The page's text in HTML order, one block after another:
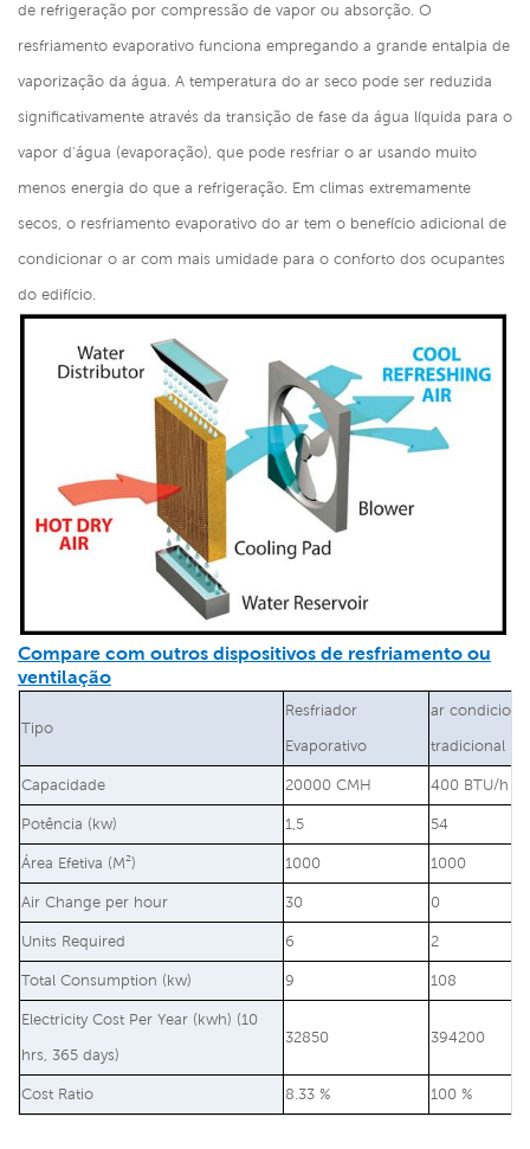
de refrigeração por compressão de vapor ou absorção. O
resfriamento evaporativo funciona empregando a grande entalpia de
vaporização da água. A temperatura do ar seco pode ser reduzida
significativamente através da transição de fase da água líquida para o
vapor d'água (evaporação), que pode resfriar o ar usando muito
menos energia do que a refrigeração. Em climas extremamente
secos, o resfriamento evaporativo do ar tem o benefício adicional de
condicionar o ar com mais umidade para o conforto dos ocupantes
do edifício.
Compare com outros dispositivos de resfriamento ou
ventilação
Tipo
Resfriador
Evaporativo
ar
tradicional
Capacidade 20000 CMH 400 BTU/h
Potência (kw) 1,5 54
Área Efetiva (M²) 1000 1000
Air Change per hour 30 0
Units Required 6 2
Total Consumption (kw) 9 108
Electricity Cost Per Year (kwh) (10
hrs, 365 days)
32850 394200
Cost Ratio 8.33 % 100 %